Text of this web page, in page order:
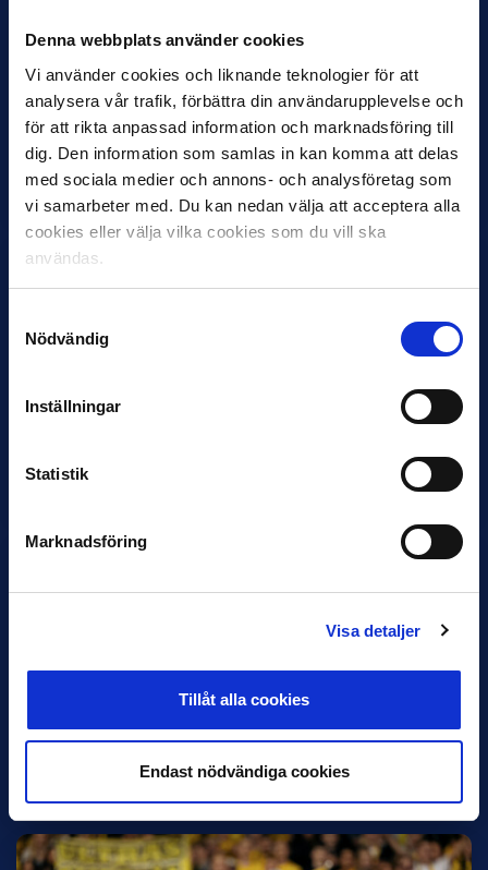
Denna webbplats använder cookies
Vi använder cookies och liknande teknologier för att
analysera vår trafik, förbättra din användarupplevelse och
för att rikta anpassad information och marknadsföring till
dig. Den information som samlas in kan komma att delas
med sociala medier och annons- och analysföretag som
vi samarbeter med. Du kan nedan välja att acceptera alla
cookies eller välja vilka cookies som du vill ska
användas.
Nödvändig
Inställningar
Statistik
Marknadsföring
Visa detaljer
Tillåt alla cookies
Endast nödvändiga cookies
27 JULI
Joachim Björklund tar över IFK Göteborg
Under måndagseftermiddagen meddelade IFK Göteborg att
Stefan Billborns uppdrag som huvudtränare i herrlaget har
avslutats.…
12 JUNI
Favorit i repris för Sirius i maj